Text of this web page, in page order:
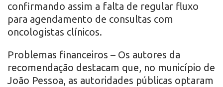
confirmando assim a falta de regular fluxo
para agendamento de consultas com
oncologistas clínicos.
Problemas financeiros – Os autores da
recomendação destacam que, no município de
João Pessoa, as autoridades públicas optaram